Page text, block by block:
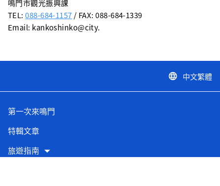
鳴門市觀光振興課
TEL:088-684-1157 / FAX: 088-684-1339
Email: kankoshinko@city.
language 中文繁體
第一次來鳴門
特輯文章
旅遊指南